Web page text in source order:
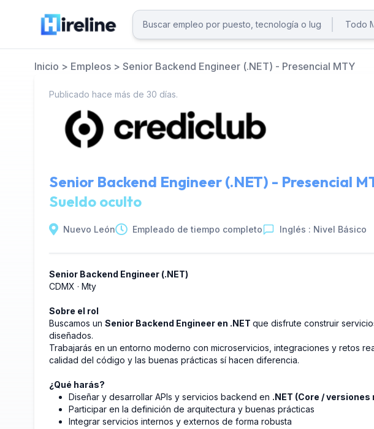
Inicio > Empleos > Senior Backend Engineer (.NET) - Presencial MTY
Publicado hace más de 30 días.
Senior Backend Engineer (.NET) - Presencial
Sueldo oculto
Nuevo León Empleado de tiempo completo Inglés : Nivel Básico
Senior Backend Engineer (.NET)
CDMX · Mty
Sobre el rol
Buscamos un Senior Backend Engineer en .NET que disfrute construir
diseñados.
Trabajarás en un entorno moderno con microservicios, integraciones y retos
calidad del código y las buenas prácticas sí hacen diferencia.
¿Qué harás?
Diseñar y desarrollar APIs y servicios backend en .NET (Core /
Participar en la definición de arquitectura y buenas prácticas
Integrar servicios internos y externos de forma robusta